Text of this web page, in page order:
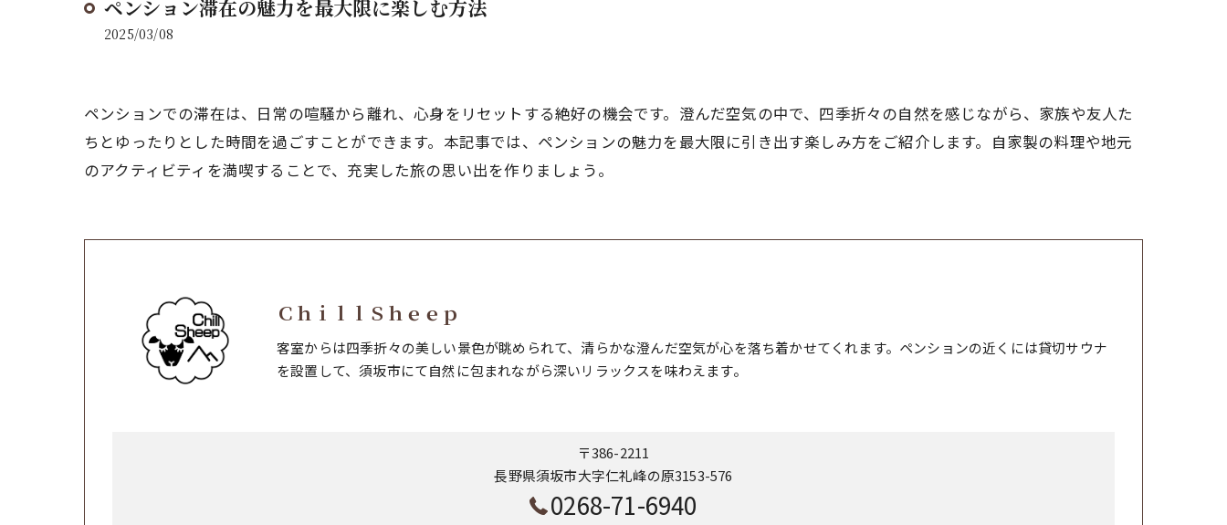
ペンション滞在の魅力を最大限に楽しむ方法
2025/03/08
ペンションでの滞在は、日常の喧騒から離れ、心身をリセットする絶好の機会です。澄んだ空気の中で、四季折々の自然を感じながら、家族や友人た
ちとゆったりとした時間を過ごすことができます。本記事では、ペンションの魅力を最大限に引き出す楽しみ方をご紹介します。自家製の料理や地元
のアクティビティを満喫することで、充実した旅の思い出を作りましょう。
ＣｈｉｌｌＳｈｅｅｐ
客室からは四季折々の美しい景色が眺められて、清らかな澄んだ空気が心を落ち着かせてくれます。ペンションの近くには貸切サウナ
を設置して、須坂市にて自然に包まれながら深いリラックスを味わえます。
〒386-2211
長野県須坂市大字仁礼峰の原3153-576
0268-71-6940